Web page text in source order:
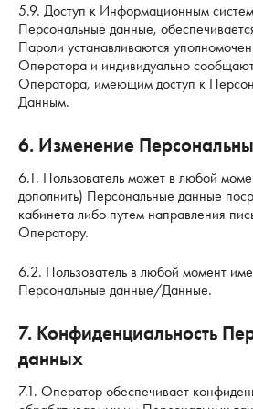
5.9. Доступ к Информационным
Персональные данные,
Пароли устанавливаются
Оператора и индивидуально
Оператора, имеющим доступ к
Данным.
6. Изменение
6.1. Пользователь может в любой
дополнить) Персональные данные
кабинета либо путем направления
Оператору.
6.2. Пользователь в любой момент
Персональные данные/Данные.
7. Конфиденциальность
данных
7.1. Оператор обеспечивает